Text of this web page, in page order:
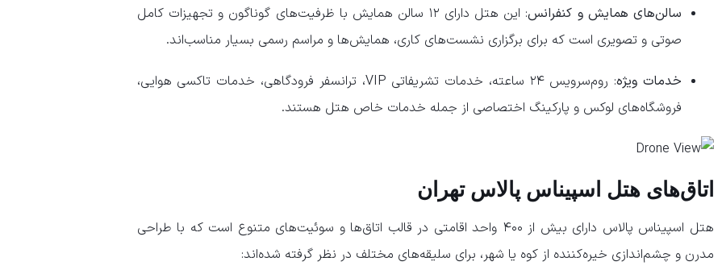
سالن‌های همایش و کنفرانس
: این هتل دارای ۱۲ سالن همایش با ظرفیت‌های گوناگون و تجهیزات کامل
صوتی و تصویری است که برای برگزاری نشست‌های کاری، همایش‌ها و مراسم رسمی بسیار مناسب‌اند.
خدمات ویژه
: روم‌سرویس ۲۴ ساعته، خدمات تشریفاتی VIP، ترانسفر فرودگاهی، خدمات تاکسی هوایی،
فروشگاه‌های لوکس و پارکینگ اختصاصی از جمله خدمات خاص هتل هستند.
​اتاق‌های هتل اسپیناس پالاس تهران
هتل اسپیناس پالاس دارای بیش از ۴۰۰ واحد اقامتی در قالب اتاق‌ها و سوئیت‌های متنوع است که با طراحی
مدرن و چشم‌اندازی خیره‌کننده از کوه یا شهر، برای سلیقه‌های مختلف در نظر گرفته شده‌اند: